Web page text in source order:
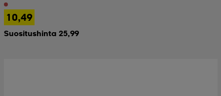
10,49
Suositushinta 25,99